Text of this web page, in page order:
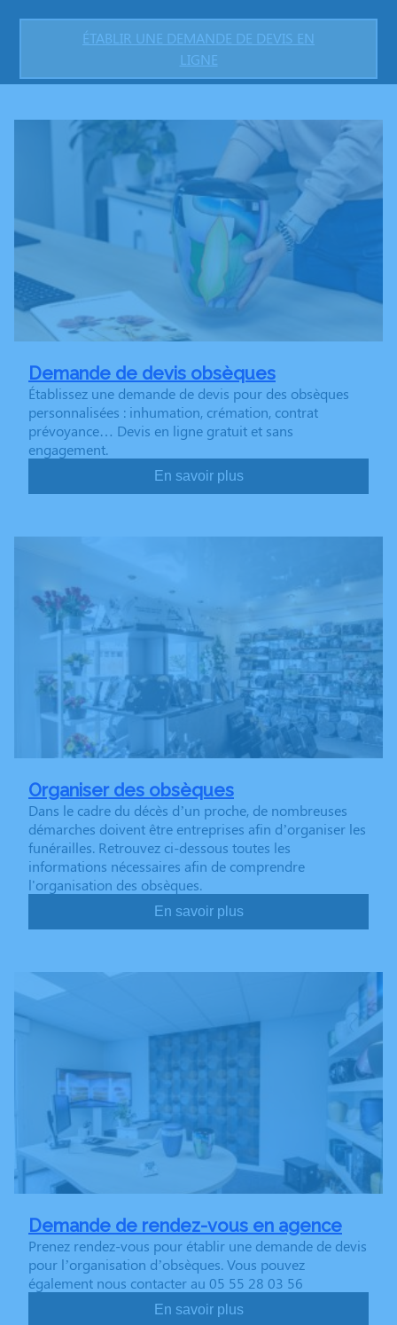
ÉTABLIR UNE DEMANDE DE DEVIS EN
LIGNE
Demande de devis obsèques
Établissez une demande de devis pour des obsèques
personnalisées : inhumation, crémation, contrat
prévoyance… Devis en ligne gratuit et sans
engagement.
En savoir plus
Organiser des obsèques
Dans le cadre du décès d’un proche, de nombreuses
démarches doivent être entreprises afin d’organiser les
funérailles. Retrouvez ci-dessous toutes les
informations nécessaires afin de comprendre
l'organisation des obsèques.
En savoir plus
Demande de rendez-vous en agence
Prenez rendez-vous pour établir une demande de devis
pour l’organisation d’obsèques. Vous pouvez
également nous contacter au 05 55 28 03 56
En savoir plus